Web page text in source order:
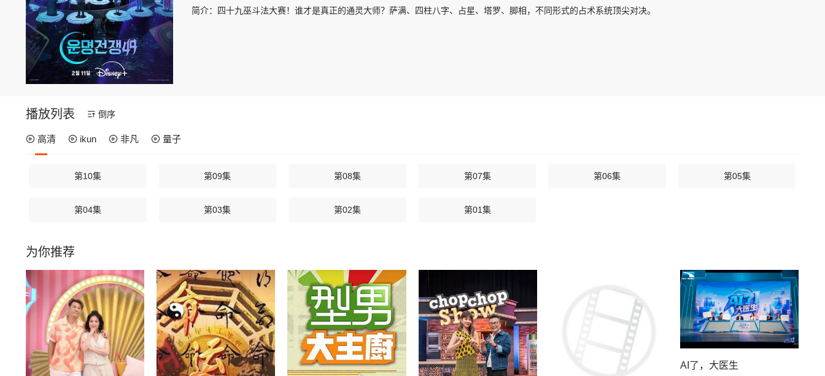
简介： 四十九巫斗法大赛！谁才是真正的通灵大师？萨满、四柱八字、占星、塔罗、脚相，不同形式的占术系统顶尖对决。
播放列表 倒序
高清 ikun 非凡 量子
第10集 第09集 第08集 第07集 第06集 第05集
第04集 第03集 第02集 第01集
为你推荐
AI了，大医生